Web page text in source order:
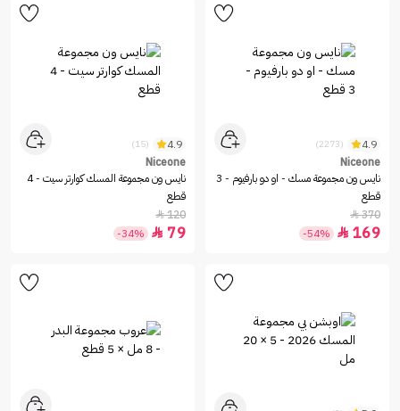
4.9
(2273)
Niceone
نايس ون مجموعة مسك - او دو بارفيوم - 3
قطع
370

169

-54%
4.9
(15)
Niceone
نايس ون مجموعة المسك كوارتر سيت - 4
قطع
120

79

-34%